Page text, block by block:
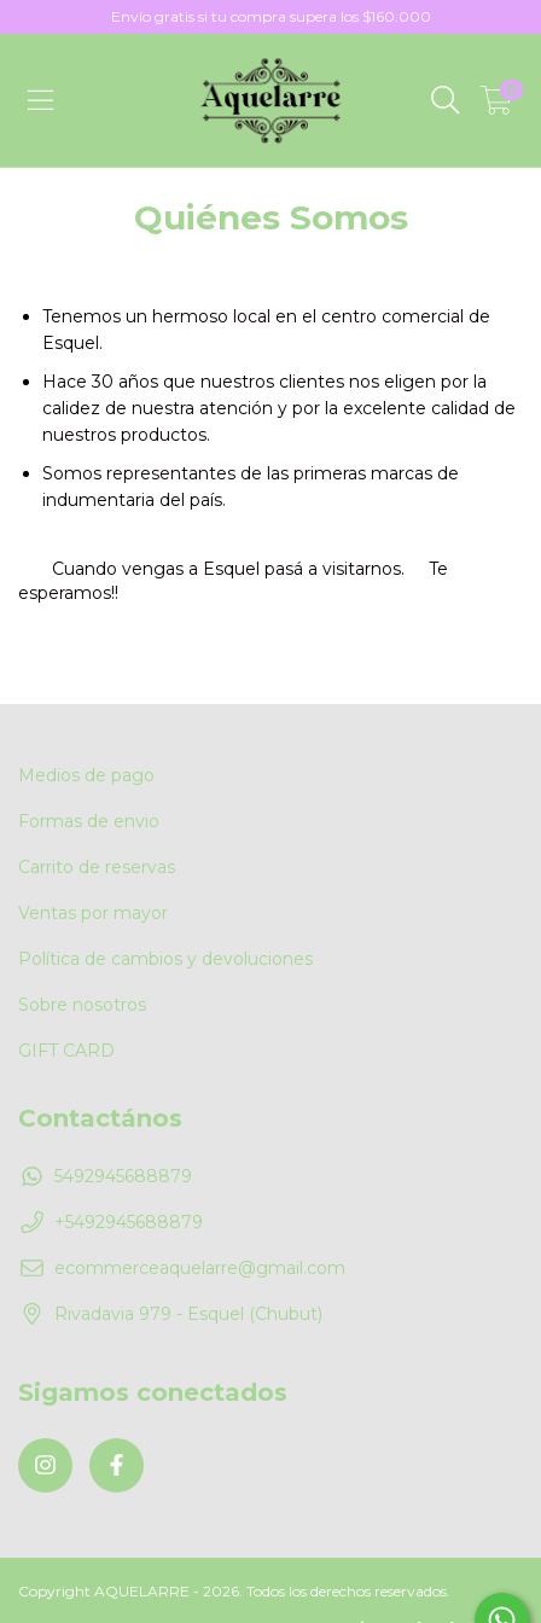
Envío gratis si tu compra supera los $160.000
0
Quiénes Somos
Tenemos un hermoso local en el centro comercial de
Esquel.
Hace 30 años que nuestros clientes nos eligen por la
calidez de nuestra atención y por la excelente calidad de
nuestros productos.
Somos representantes de las primeras marcas de
indumentaria del país.
Cuando vengas a Esquel pasá a visitarnos. Te
esperamos!!
Medios de pago
Formas de envio
Carrito de reservas
Ventas por mayor
Política de cambios y devoluciones
Sobre nosotros
GIFT CARD
Contactános
5492945688879
+5492945688879
ecommerceaquelarre@gmail.com
Rivadavia 979 - Esquel (Chubut)
Sigamos conectados
Copyright AQUELARRE - 2026. Todos los derechos reservados.